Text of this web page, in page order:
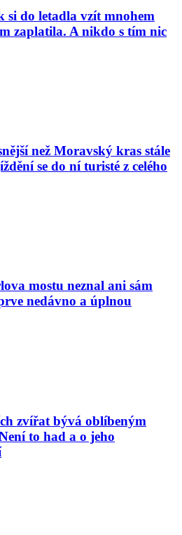
si do letadla vzít mnohem
zaplatila. A nikdo s tím nic
než Moravský kras stále
se do ní turisté z celého
mostu neznal ani sám
nedávno a úplnou
zvířat bývá oblíbeným
to had a o jeho